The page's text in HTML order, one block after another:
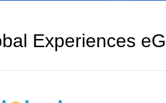
Experiences